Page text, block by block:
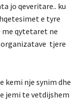
jo qeveritare.. ku
e tyre
qytetaret ne
organizatave tjere
kemi nje synim dhe
jemi te vetdijshem